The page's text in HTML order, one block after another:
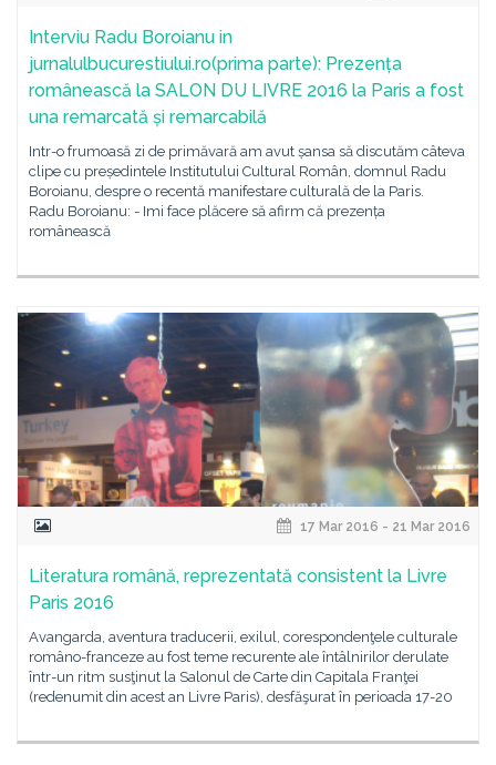
Interviu Radu Boroianu in
jurnalulbucurestiului.ro(prima parte): Prezența
românească la SALON DU LIVRE 2016 la Paris a fost
una remarcată și remarcabilă
Intr-o frumoasă zi de primăvară am avut șansa să discutăm câteva
clipe cu președintele Institutului Cultural Român, domnul Radu
Boroianu, despre o recentă manifestare culturală de la Paris.
Radu Boroianu: - Imi face plăcere să afirm că prezența
românească
17 Mar 2016 - 21 Mar 2016
Literatura română, reprezentată consistent la Livre
Paris 2016
Avangarda, aventura traducerii, exilul, corespondenţele culturale
româno-franceze au fost teme recurente ale întâlnirilor derulate
într-un ritm susţinut la Salonul de Carte din Capitala Franţei
(redenumit din acest an Livre Paris), desfăşurat în perioada 17-20